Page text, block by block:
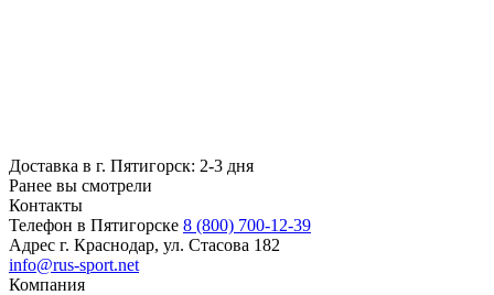
Доставка в г. Пятигорск: 2-3 дня
Ранее вы смотрели
Контакты
Телефон в Пятигорске 8 (800) 700-12-39
Адрес г. Краснодар, ул. Стасова 182
info@rus-sport.net
Компания